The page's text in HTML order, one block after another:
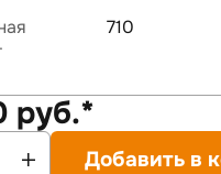
710
руб.*
Добавить в